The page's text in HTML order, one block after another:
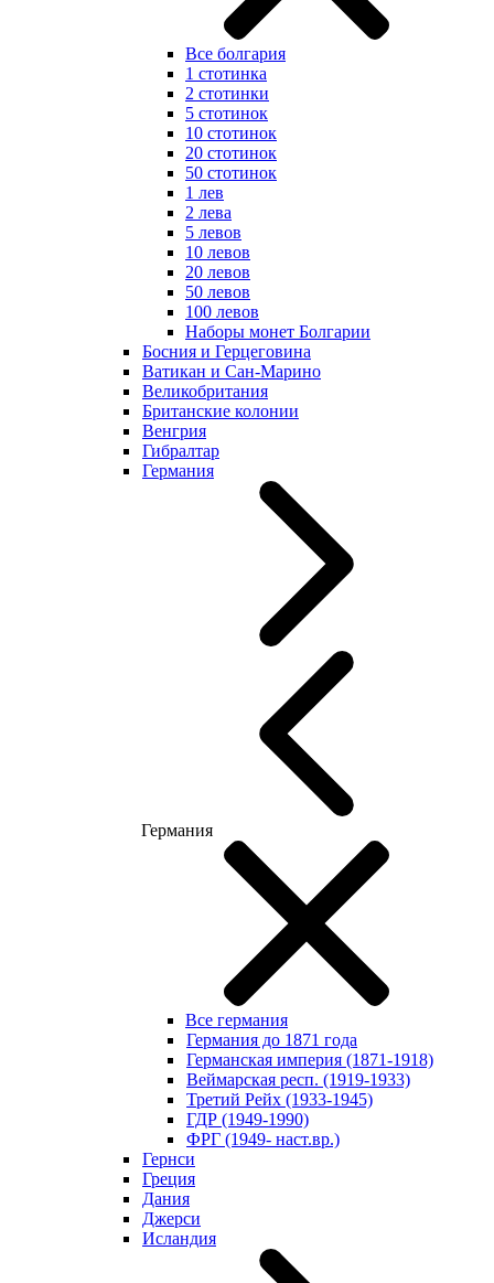
Все болгария
1 стотинка
2 стотинки
5 стотинок
10 стотинок
20 стотинок
50 стотинок
1 лев
2 лева
5 левов
10 левов
20 левов
50 левов
100 левов
Наборы монет Болгарии
Босния и Герцеговина
Ватикан и Сан-Марино
Великобритания
Британские колонии
Венгрия
Гибралтар
Германия
Германия
Все германия
Германия до 1871 года
Германская империя (1871-1918)
Веймарская респ. (1919-1933)
Третий Рейх (1933-1945)
ГДР (1949-1990)
ФРГ (1949- наст.вр.)
Гернси
Греция
Дания
Джерси
Исландия